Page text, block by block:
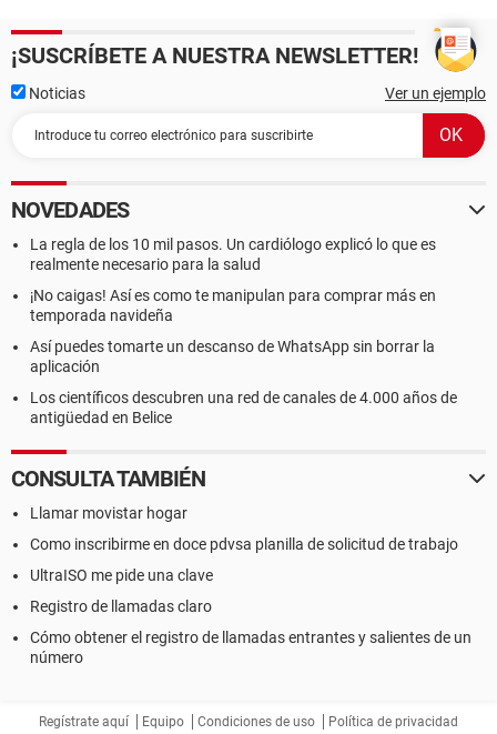
¡SUSCRÍBETE A NUESTRA NEWSLETTER!
Noticias Ver un ejemplo
NOVEDADES
La regla de los 10 mil pasos. Un cardiólogo explicó lo que es
realmente necesario para la salud
¡No caigas! Así es como te manipulan para comprar más en
temporada navideña
Así puedes tomarte un descanso de WhatsApp sin borrar la
aplicación
Los científicos descubren una red de canales de 4.000 años de
antigüedad en Belice
CONSULTA TAMBIÉN
Llamar movistar hogar
Como inscribirme en doce pdvsa planilla de solicitud de trabajo
UltraISO me pide una clave
Registro de llamadas claro
Cómo obtener el registro de llamadas entrantes y salientes de un
número
Regístrate aquí Equipo Condiciones de uso Política de privacidad